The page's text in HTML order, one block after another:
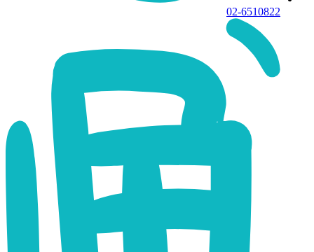
02-6510822